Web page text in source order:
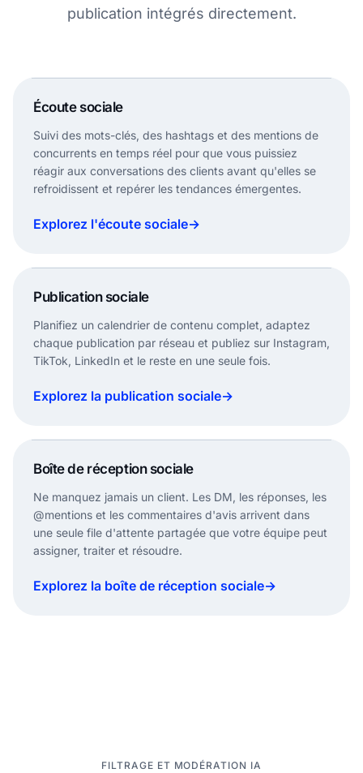
publication intégrés directement.
Hashtag Live
Tagged content added to the stream.
Écoute sociale
Suivi des mots-clés, des hashtags et des mentions de
concurrents en temps réel pour que vous puissiez
réagir aux conversations des clients avant qu'elles se
refroidissent et repérer les tendances émergentes.
Explorez l'écoute sociale→
Composer
CAPTION DRAFT Ready
Publication sociale
Planifiez un calendrier de contenu complet, adaptez
chaque publication par réseau et publiez sur Instagram,
TikTok, LinkedIn et le reste en une seule fois.
Explorez la publication sociale→
QUEUE
New
Needs reply
Assigned
Shared inbox
Review source
Customer question received.
10:02 AM
Response drafted and ready.
✓
Archived in queue
Boîte de réception sociale
Ne manquez jamais un client. Les DM, les réponses, les
@mentions et les commentaires d'avis arrivent dans
une seule file d'attente partagée que votre équipe peut
assigner, traiter et résoudre.
Explorez la boîte de réception sociale→
FILTRAGE ET MODÉRATION IA